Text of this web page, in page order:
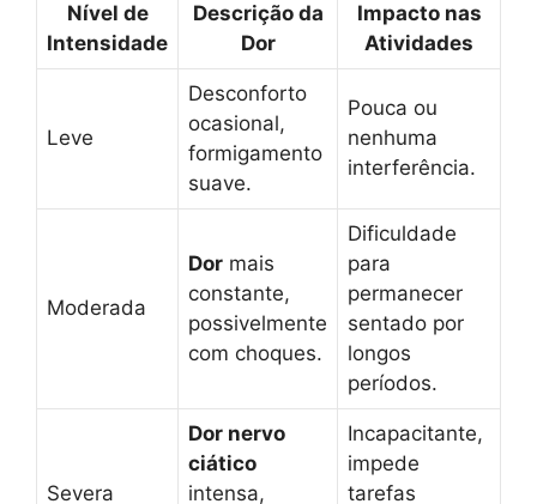
Nível de
Intensidade
Descrição da
Dor
Impacto nas
Atividades
Leve
Desconforto
ocasional,
formigamento
suave.
Pouca ou
nenhuma
interferência.
Moderada
Dor mais
constante,
possivelmente
com choques.
Dificuldade
para
permanecer
sentado por
longos
períodos.
Severa
Dor nervo
ciático
intensa,
Incapacitante,
impede
tarefas